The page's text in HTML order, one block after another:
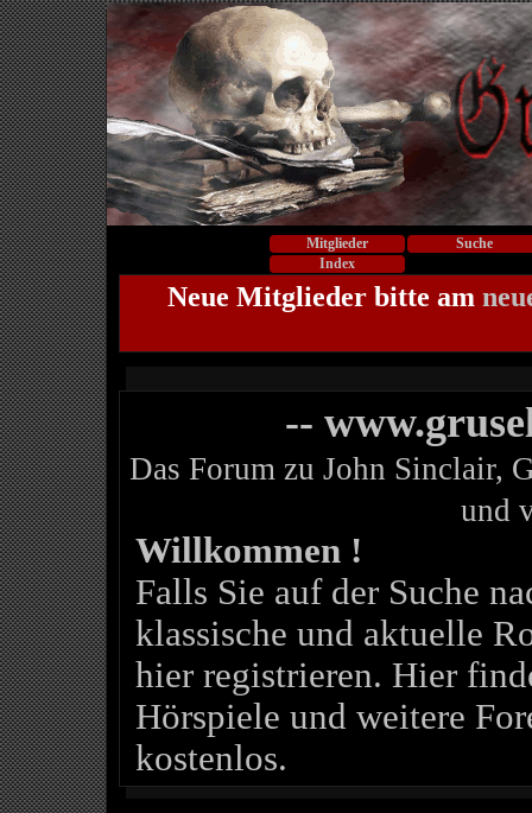
Mitglieder
Suche
Index
Neue Mitglieder bitte am
--
Das Forum zu John Sinclair,
und
Willkommen !
Falls Sie auf der Suche
klassische und aktuelle
hier registrieren. Hier
Hörspiele und weitere
kostenlos.